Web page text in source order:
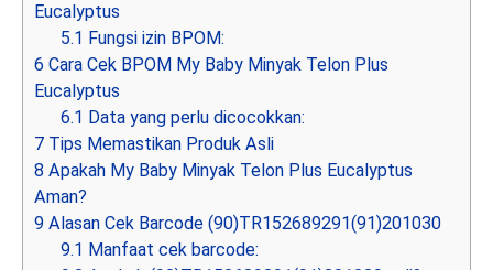
Eucalyptus
5.1 Fungsi izin BPOM:
6 Cara Cek BPOM My Baby Minyak Telon Plus
Eucalyptus
6.1 Data yang perlu dicocokkan:
7 Tips Memastikan Produk Asli
8 Apakah My Baby Minyak Telon Plus Eucalyptus
Aman?
9 Alasan Cek Barcode (90)TR152689291(91)201030
9.1 Manfaat cek barcode: